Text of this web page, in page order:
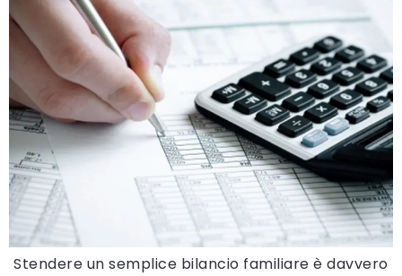
Stendere un semplice bilancio familiare è davvero